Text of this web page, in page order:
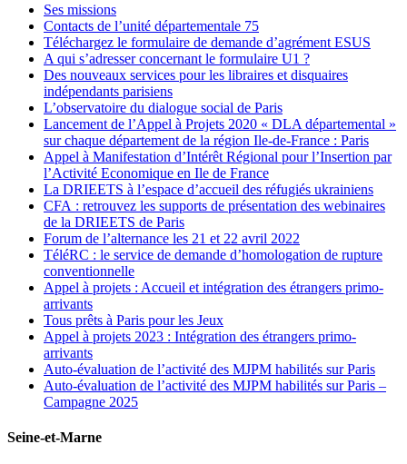
Ses missions
Contacts de l’unité départementale 75
Téléchargez le formulaire de demande d’agrément ESUS
A qui s’adresser concernant le formulaire U1 ?
Des nouveaux services pour les libraires et disquaires
indépendants parisiens
L’observatoire du dialogue social de Paris
Lancement de l’Appel à Projets 2020 « DLA départemental »
sur chaque département de la région Ile-de-France : Paris
Appel à Manifestation d’Intérêt Régional pour l’Insertion par
l’Activité Economique en Ile de France
La DRIEETS à l’espace d’accueil des réfugiés ukrainiens
CFA : retrouvez les supports de présentation des webinaires
de la DRIEETS de Paris
Forum de l’alternance les 21 et 22 avril 2022
TéléRC : le service de demande d’homologation de rupture
conventionnelle
Appel à projets : Accueil et intégration des étrangers primo-
arrivants
Tous prêts à Paris pour les Jeux
Appel à projets 2023 : Intégration des étrangers primo-
arrivants
Auto-évaluation de l’activité des MJPM habilités sur Paris
Auto-évaluation de l’activité des MJPM habilités sur Paris –
Campagne 2025
Seine-et-Marne